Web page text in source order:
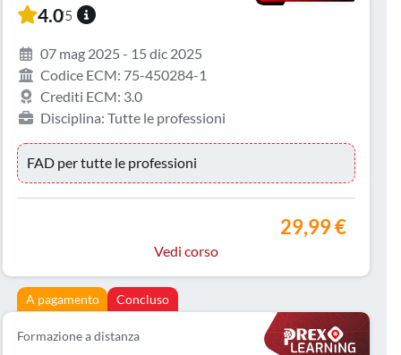
07 mag 2025 - 15 dic 2025
Codice ECM: 75-450284-1
Crediti ECM: 3.0
Disciplina: Tutte le professioni
4.0/5
FAD per tutte le professioni
29,99 €
Vedi corso
A pagamento Concluso
Formazione a distanza